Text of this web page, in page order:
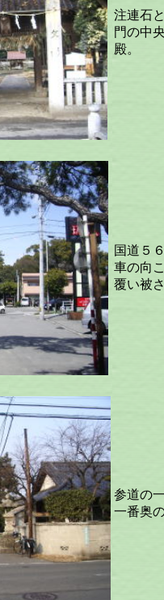
注連石
門の中
殿。
国道５
車の向
覆い被
参道の
一番奥